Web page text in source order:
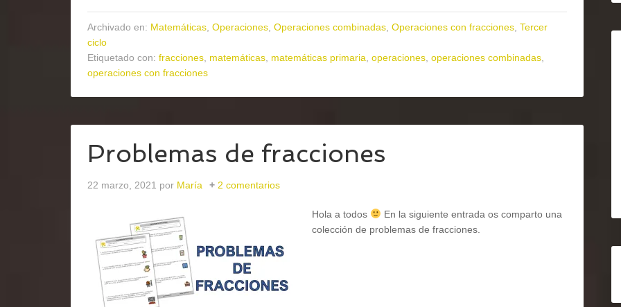
Archivado en: Matemáticas Operaciones Operaciones combinadas Operaciones con fracciones Tercer
ciclo
Etiquetado con: fracciones matemáticas matemáticas primaria operaciones operaciones combinadas
operaciones con fracciones
Problemas de fracciones
22 marzo, 2021 por María 2 comentarios
Hola a todos
En la siguiente entrada os comparto una
colección de problemas de fracciones.